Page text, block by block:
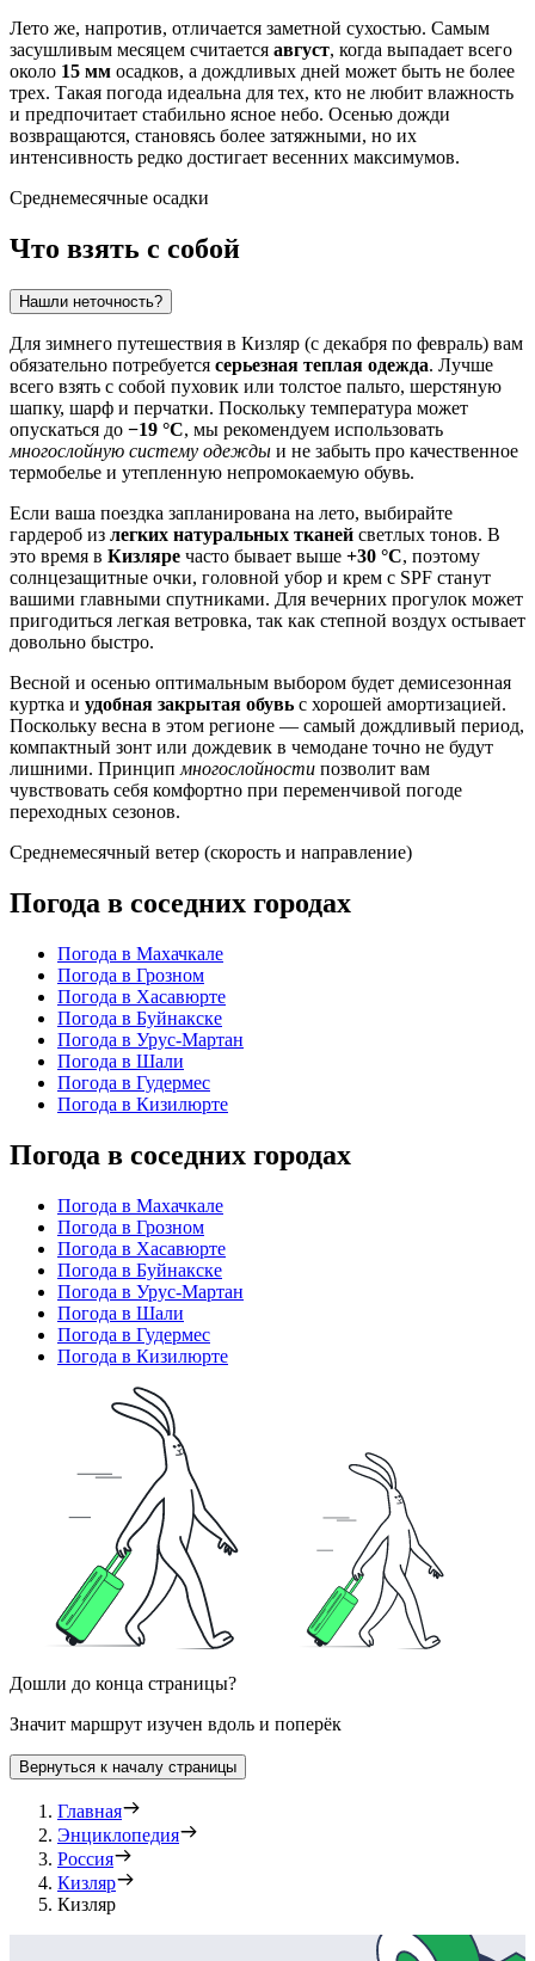
Лето же, напротив, отличается заметной сухостью. Самым
засушливым месяцем считается август, когда выпадает всего
около 15 мм осадков, а дождливых дней может быть не более
трех. Такая погода идеальна для тех, кто не любит влажность
и предпочитает стабильно ясное небо. Осенью дожди
возвращаются, становясь более затяжными, но их
интенсивность редко достигает весенних максимумов.
Среднемесячные осадки
Что взять с собой
Нашли неточность?
Для зимнего путешествия в Кизляр (с декабря по февраль) вам
обязательно потребуется серьезная теплая одежда. Лучше
всего взять с собой пуховик или толстое пальто, шерстяную
шапку, шарф и перчатки. Поскольку температура может
опускаться до −19 °C, мы рекомендуем использовать
многослойную систему одежды и не забыть про качественное
термобелье и утепленную непромокаемую обувь.
Если ваша поездка запланирована на лето, выбирайте
гардероб из легких натуральных тканей светлых тонов. В
это время в Кизляре часто бывает выше +30 °C, поэтому
солнцезащитные очки, головной убор и крем с SPF станут
вашими главными спутниками. Для вечерних прогулок может
пригодиться легкая ветровка, так как степной воздух остывает
довольно быстро.
Весной и осенью оптимальным выбором будет демисезонная
куртка и удобная закрытая обувь с хорошей амортизацией.
Поскольку весна в этом регионе — самый дождливый период,
компактный зонт или дождевик в чемодане точно не будут
лишними. Принцип многослойности позволит вам
чувствовать себя комфортно при переменчивой погоде
переходных сезонов.
Среднемесячный ветер (скорость и направление)
Погода в соседних городах
Погода в Махачкале
Погода в Грозном
Погода в Хасавюрте
Погода в Буйнакске
Погода в Урус-Мартан
Погода в Шали
Погода в Гудермес
Погода в Кизилюрте
Погода в соседних городах
Погода в Махачкале
Погода в Грозном
Погода в Хасавюрте
Погода в Буйнакске
Погода в Урус-Мартан
Погода в Шали
Погода в Гудермес
Погода в Кизилюрте
Дошли до конца страницы?
Значит маршрут изучен вдоль и поперёк
Вернуться к началу страницы
Главная
Энциклопедия
Россия
Кизляр
Кизляр